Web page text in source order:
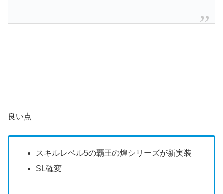
良い点
スキルレベル5の覇王の煌シリーズが新実装
SL確変